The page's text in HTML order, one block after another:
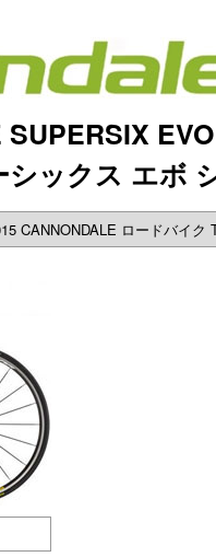
ックス エボ
CANNONDALE ロードバイク